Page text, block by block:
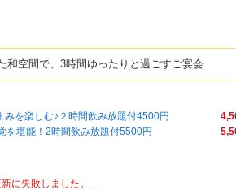
和空間で、3時間ゆったりと過ごすご宴会
みを楽しむ♪２時間飲み放題付4500円
を堪能！2時間飲み放題付5500円
に失敗しました。